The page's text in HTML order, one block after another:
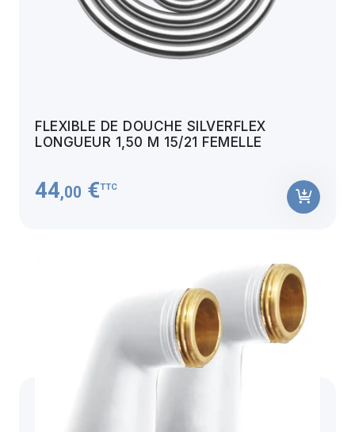
FLEXIBLE DE DOUCHE SILVERFLEX
LONGUEUR 1,50 M 15/21 FEMELLE
44,00 €TTC